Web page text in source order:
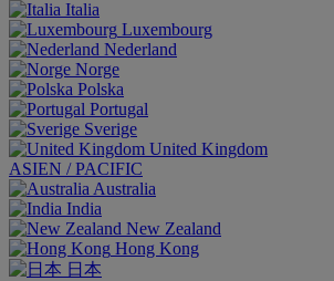
Italia
Luxembourg
Nederland
Norge
Polska
Portugal
Sverige
United Kingdom
ASIEN / PACIFIC
Australia
India
New Zealand
Hong Kong
日本